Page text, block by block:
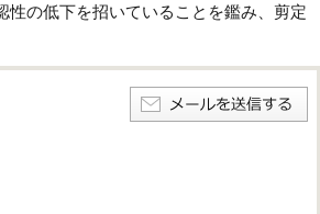
の低下を招いていることを鑑み、剪定